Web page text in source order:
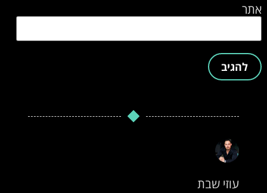
אתר
עוזי שבת